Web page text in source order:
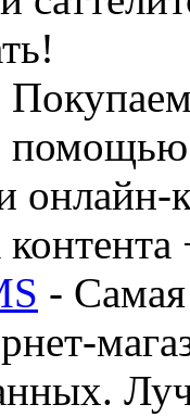
помощью
-